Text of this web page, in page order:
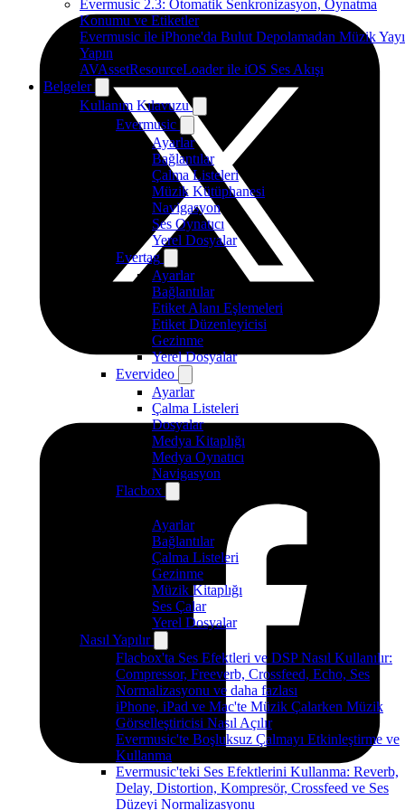
Evermusic 2.3: Otomatik Senkronizasyon, Oynatma
Konumu ve Etiketler
Evermusic ile iPhone'da Bulut Depolamadan Müzik
Yapın
AVAssetResourceLoader ile iOS Ses Akışı
Belgeler
Kullanım Kılavuzu
Evermusic
Ayarlar
Bağlantılar
Çalma Listeleri
Müzik Kütüphanesi
Navigasyon
Ses Oynatıcı
Yerel Dosyalar
Evertag
Ayarlar
Bağlantılar
Etiket Alanı Eşlemeleri
Etiket Düzenleyicisi
Gezinme
Yerel Dosyalar
Evervideo
Ayarlar
Çalma Listeleri
Dosyalar
Medya Kitaplığı
Medya Oynatıcı
Navigasyon
Flacbox
Ayarlar
Bağlantılar
Çalma Listeleri
Gezinme
Müzik Kitaplığı
Ses Çalar
Yerel Dosyalar
Nasıl Yapılır
Flacbox'ta Ses Efektleri ve DSP Nasıl Kullanılır:
Compressor, Freeverb, Crossfeed, Echo, Ses
Normalizasyonu ve daha fazlası
iPhone, iPad ve Mac'te Müzik Çalarken Müzik
Görselleştiricisi Nasıl Açılır
Evermusic'te Boşluksuz Çalmayı Etkinleştirme ve
Kullanma
Evermusic'teki Ses Efektlerini Kullanma: Reverb,
Delay, Distortion, Kompresör, Crossfeed ve Ses
Düzeyi Normalizasyonu